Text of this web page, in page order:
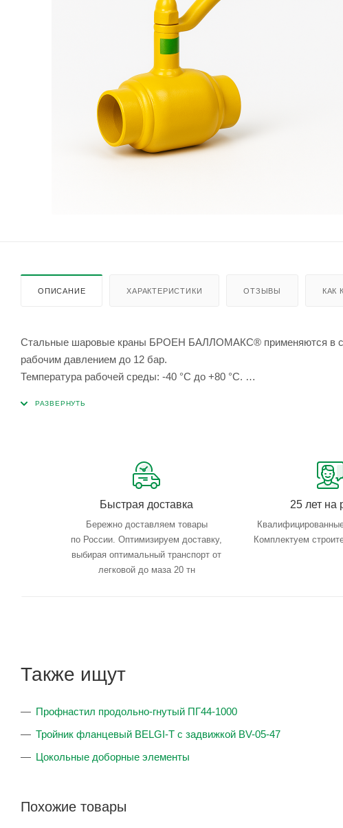
ОПИСАНИЕ ХАРАКТЕРИСТИКИ ОТЗЫВЫ КАК
Стальные шаровые краны БРОЕН БАЛЛОМАКС® применяются в
рабочим давлением до 12 бар.
Температура рабочей среды: -40 °С до +80 °С.
Быстрая доставка
Бережно доставляем товары
по России. Оптимизируем доставку,
выбирая оптимальный транспорт от
легковой до маза 20 тн
25 лет на
Комплектуем
Также ищут
Профнастил продольно-гнутый ПГ44-1000
Тройник фланцевый BELGI-T с задвижкой BV-05-47
Цокольные доборные элементы
Похожие товары